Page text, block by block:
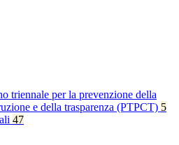
triennale per la prevenzione della
e della trasparenza (PTPCT) 5
47